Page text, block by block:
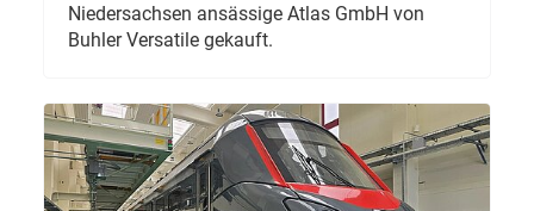
Niedersachsen ansässige Atlas GmbH von
Buhler Versatile gekauft.